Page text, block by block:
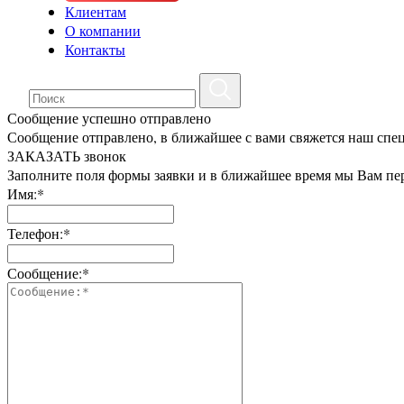
Клиентам
О компании
Контакты
Сообщение успешно отправлено
Сообщение отправлено, в ближайшее с вами свяжется наш
ЗАКАЗАТЬ звонок
Заполните поля формы заявки и в ближайшее время мы Вам
Имя:*
Телефон:*
Сообщение:*